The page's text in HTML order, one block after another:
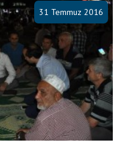
31 Temmuz 2016